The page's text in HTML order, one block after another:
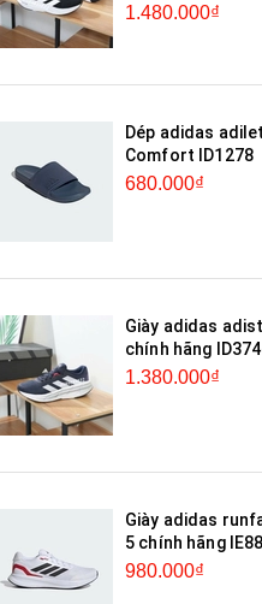
1.480.000₫
Dép adidas adilette
Comfort ID1278
680.000₫
Giày adidas
chính hãng
1.380.000₫
Giày adidas
5 chính hãng
980.000₫